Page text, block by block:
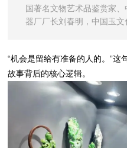
国著名文物艺术品鉴赏家
器厂厂长刘春明，中国玉文
“机会是留给有准备的人的。”这
故事背后的核心逻辑。